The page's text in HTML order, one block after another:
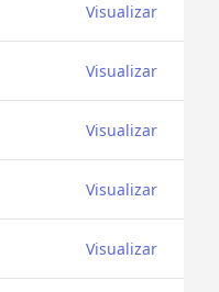
Visualizar
Visualizar
Visualizar
Visualizar
Visualizar